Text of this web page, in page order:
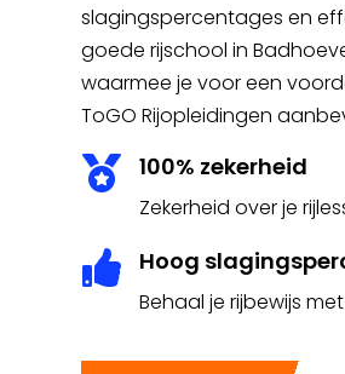
slagingspercentages en
goede rijschool in
waarmee je voor een
ToGO Rijopleidingen
 100% zekerheid
Zekerheid over je
 Hoog
Behaal je rijbewijs